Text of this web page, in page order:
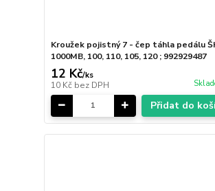
Kroužek pojistný 7 - čep táhla pedálu
1000MB, 100, 110, 105, 120 ; 992929487
12 Kč/ks
10 Kč bez DPH
Přidat do